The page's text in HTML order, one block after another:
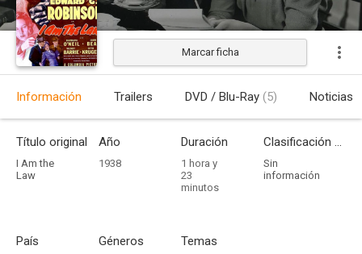
Estrenada
Marcar ficha
Información Trailers DVD / Blu-Ray (5) Noticias
Título original
I Am the
Law
Año
1938
Duración
1 hora y
23
minutos
Clasificación por edades
Sin
información
País Géneros Temas